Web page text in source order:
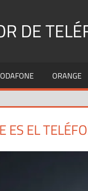
DE
ORANGE
ES EL